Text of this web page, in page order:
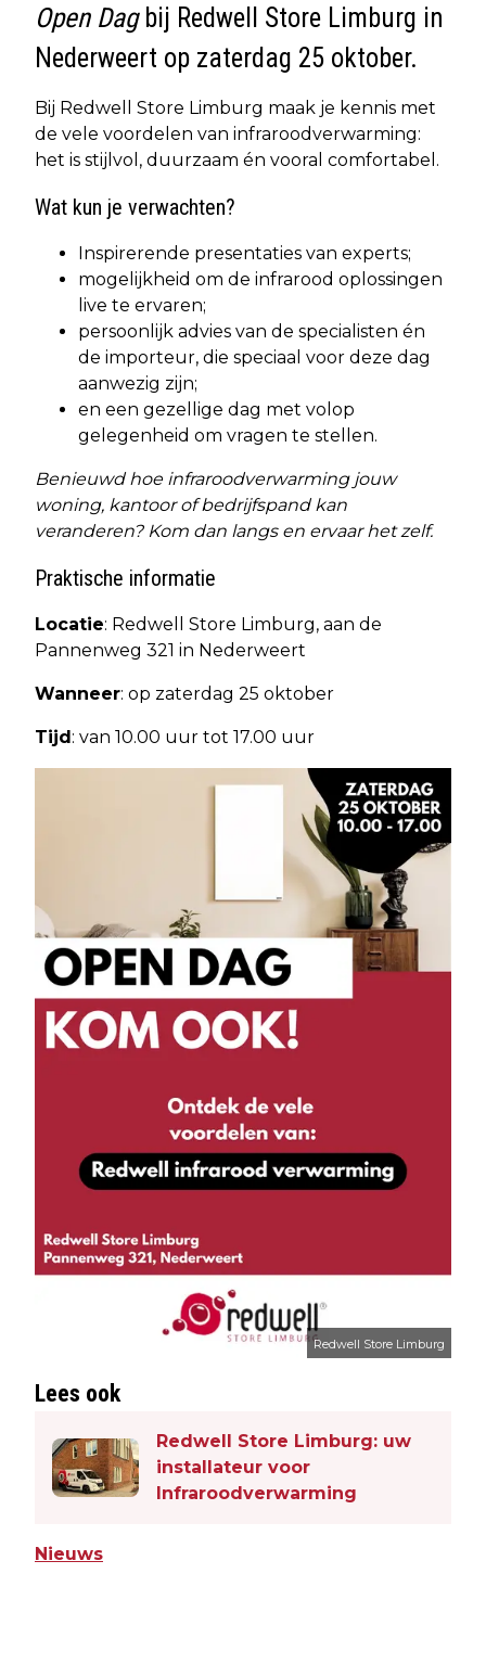
Open Dagbij Redwell Store Limburg in
Nederweert op zaterdag 25 oktober.
Bij Redwell Store Limburg maak je kennis met
de vele voordelen van infraroodverwarming:
het is stijlvol, duurzaam én vooral comfortabel.
Wat kun je verwachten?
Inspirerende presentaties van experts;
mogelijkheid om de infrarood oplossingen
live te ervaren;
persoonlijk advies van de specialisten én
de importeur, die speciaal voor deze dag
aanwezig zijn;
en een gezellige dag met volop
gelegenheid om vragen te stellen.
Benieuwd hoe infraroodverwarming jouw
woning, kantoor of bedrijfspand kan
veranderen? Kom dan langs en ervaar het zelf.
Praktische informatie
Locatie: Redwell Store Limburg, aan de
Pannenweg 321 in Nederweert
Wanneer: op zaterdag 25 oktober
Tijd: van 10.00 uur tot 17.00 uur
Redwell Store Limburg
Lees ook
Redwell Store Limburg: uw
installateur voor
Infraroodverwarming
Nieuws